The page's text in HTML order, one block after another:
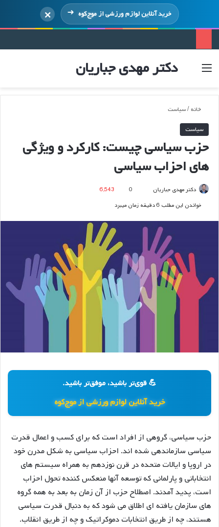
خرید آنلاین لوازم ورزشی ازموج‌کوه ×
دکتر مهدی جباریان منو ورود
خانه /سیاست
سیاست
حزب سیاسی چیست: کارکرد و ویژگی
های احزاب سیاسی
دکتر مهدی جباریان
ارسال0
6,543
خواندن این مطلب 6 دقیقه زمان میبرد
💪 قوی‌تر باشید، موفق‌تر باشید.
خرید آنلاین لوازم ورزشی از موج‌کوه
حزب سیاسی، گروهی از افراد است که برای کسب و اعمال قدرت
سیاسی سازماندهی شده اند. احزاب سیاسی به شکل مدرن خود
در اروپا و ایالات متحده در قرن نوزدهم به همراه سیستم های
انتخاباتی و پارلمانی که توسعه آنها منعکس کننده تحول احزاب
است، پدید آمدند. اصطلاح حزب از آن زمان به بعد به همه گروه
های سازمان یافته ای اطلاق می شود که به دنبال قدرت سیاسی
هستند، چه از طریق انتخابات دموکراتیک و چه از طریق انقلاب.